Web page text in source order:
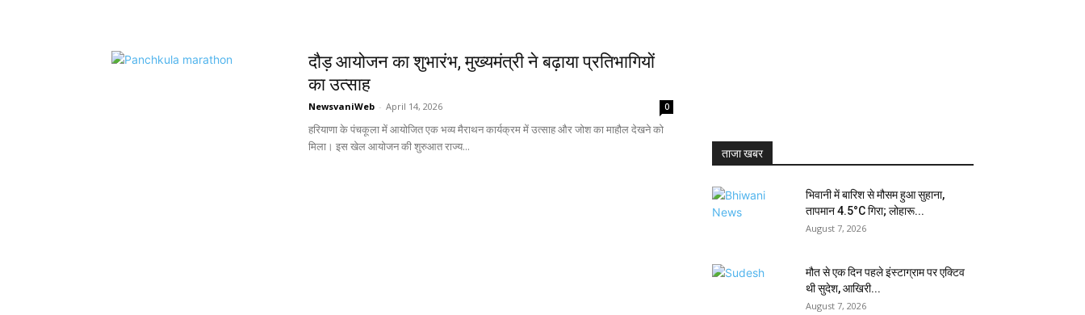
दौड़ आयोजन का शुभारंभ, मुख्यमंत्री ने बढ़ाया प्रतिभागियों
का उत्साह
NewsvaniWeb - April 14, 2026 0
हरियाणा के पंचकूला में आयोजित एक भव्य मैराथन कार्यक्रम में उत्साह और जोश का माहौल देखने को
मिला। इस खेल आयोजन की शुरुआत राज्य...
ताजा खबर
भिवानी में बारिश से मौसम हुआ सुहाना,
तापमान 4.5°C गिरा; लोहारू...
August 7, 2026
मौत से एक दिन पहले इंस्टाग्राम पर एक्टिव
थी सुदेश, आखिरी...
August 7, 2026